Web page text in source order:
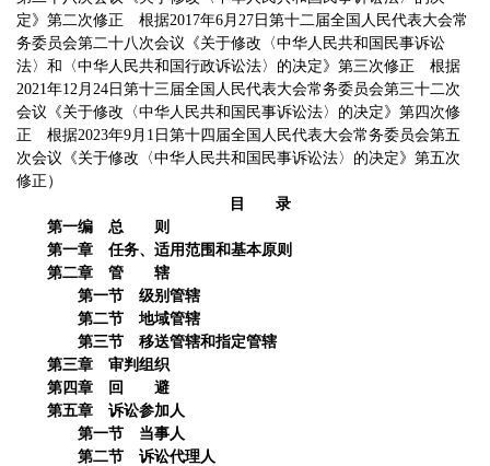
定》第二次修正 根据2017年6月27日第十二届全国人民代表大会常
务委员会第二十八次会议《关于修改〈中华人民共和国民事诉讼
法〉和〈中华人民共和国行政诉讼法〉的决定》第三次修正 根据
2021年12月24日第十三届全国人民代表大会常务委员会第三十二次
会议《关于修改〈中华人民共和国民事诉讼法〉的决定》第四次修
正 根据2023年9月1日第十四届全国人民代表大会常务委员会第五
次会议《关于修改〈中华人民共和国民事诉讼法〉的决定》第五次
修正）
目 录
第一编 总 则
第一章 任务、适用范围和基本原则
第二章 管 辖
第一节 级别管辖
第二节 地域管辖
第三节 移送管辖和指定管辖
第三章 审判组织
第四章 回 避
第五章 诉讼参加人
第一节 当事人
第二节 诉讼代理人